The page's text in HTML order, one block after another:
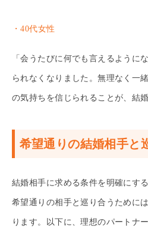
・40代女性
「会うたびに何でも言えるように
られなくなりました。無理なく一
の気持ちを信じられることが、結
希望通りの結婚相手と
結婚相手に求める条件を明確にす
希望通りの相手と巡り合うために
ります。以下に、理想のパートナ